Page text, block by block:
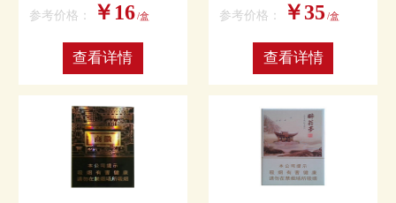
参考价格： ￥16/盒
查看详情
参考价格： ￥35 /盒
查看详情